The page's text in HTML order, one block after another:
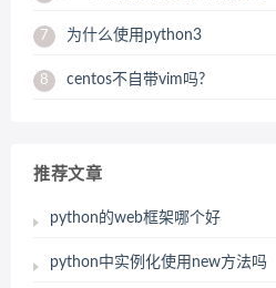
7 为什么使用python3
8 centos不自带vim吗?
推荐文章
python的web框架哪个好
python中实例化使用new方法吗